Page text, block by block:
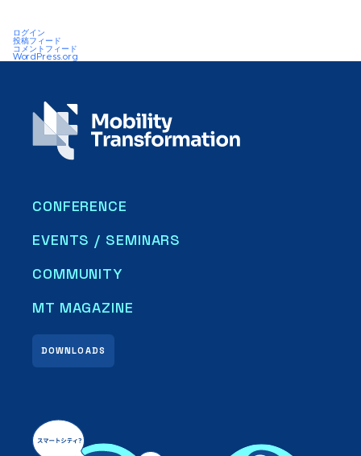
ログイン
投稿フィード
コメントフィード
WordPress.org
CONFERENCE
EVENTS / SEMINARS
COMMUNITY
DOWNLOADS
MT MAGAZINE